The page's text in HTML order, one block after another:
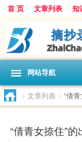
首 页 文章列表 知
网站导航
> 文章列表 > “倩
“倩青女捺住”